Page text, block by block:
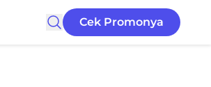
Cek Promonya